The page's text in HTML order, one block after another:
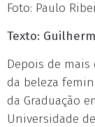
Foto: Paulo
Texto:
Depois de
da beleza
da Graduação
Universidade